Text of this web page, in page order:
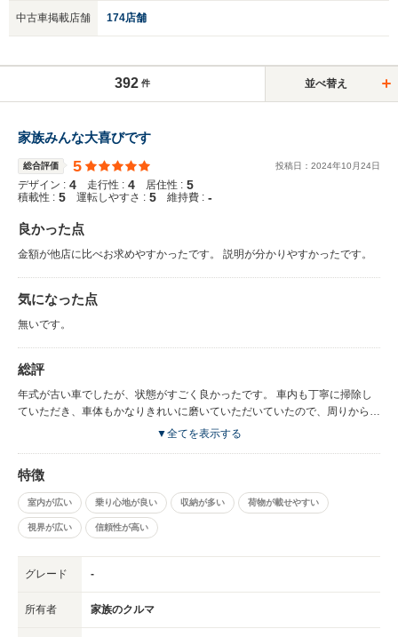
中古車掲載店舗 174店舗
392 件 並べ替え
家族みんな大喜びです
総合評価 5 投稿日： 2024年10 月24日
デザイン : 4 走行性 : 4 居住性 : 5
積載性 : 5 運転しやすさ : 5 維持費 : -
良かった点
金額が他店に比べお求めやすかったです。 説明が分かりやすかったです。
気になった点
無いです。
総評
年式が古い車でしたが、状態がすごく良かったです。 車内も丁寧に掃除し
ていただき、車体もかなりきれいに磨いていただいていたので、周りからも
年式を伝えたらびっくりされます。 中古車の長所短所も分かりやすく説明
▼全てを表示する
特徴
室内が広い 乗り心地が良い 収納が多い 荷物が載せやすい
視界が広い 信頼性が高い
グレード -
所有者 家族のクルマ